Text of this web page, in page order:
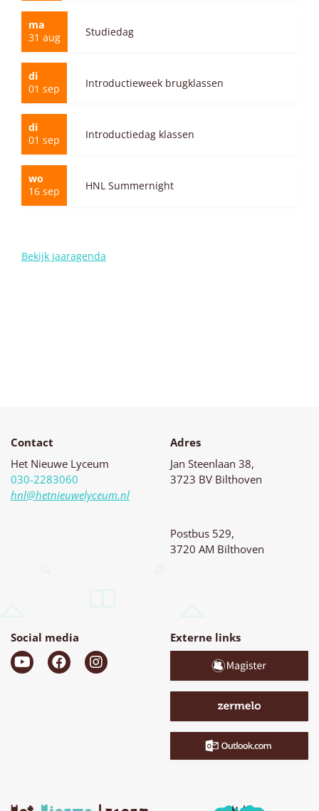
ma
31 aug Studiedag
di
01 sep Introductieweek brugklassen
di
01 sep Introductiedag klassen
wo
16 sep HNL Summernight
Bekijk jaaragenda
Contact
Het Nieuwe Lyceum
030-2283060
hnl@hetnieuwelyceum.nl
Adres
Jan Steenlaan 38,
3723 BV Bilthoven
Postbus 529,
3720 AM Bilthoven
Externe links
Social media